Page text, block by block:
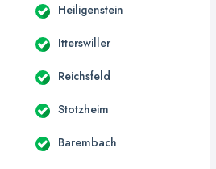
Heiligenstein
Itterswiller
Reichsfeld
Stotzheim
Barembach